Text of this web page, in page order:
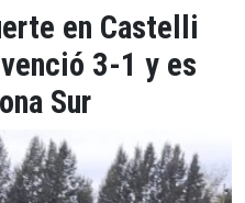
en Castelli
3-1 y es
Sur